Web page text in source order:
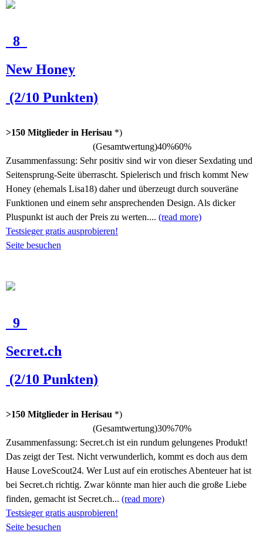
8
New Honey
(2/10 Punkten)
>150 Mitglieder in Herisau *)
(Gesamtwertung)40%60%
Zusammenfassung: Sehr positiv sind wir von dieser Sexdating und
Seitensprung-Seite überrascht. Spielerisch und frisch kommt New
Honey (ehemals Lisa18) daher und überzeugt durch souveräne
Funktionen und einem sehr ansprechenden Design. Als dicker
Pluspunkt ist auch der Preis zu werten.... (read more)
Testsieger gratis ausprobieren!
Seite besuchen
9
Secret.ch
(2/10 Punkten)
>150 Mitglieder in Herisau *)
(Gesamtwertung)30%70%
Zusammenfassung: Secret.ch ist ein rundum gelungenes Produkt!
Das zeigt der Test. Nicht verwunderlich, kommt es doch aus dem
Hause LoveScout24. Wer Lust auf ein erotisches Abenteuer hat ist
bei Secret.ch richtig. Zwar könnte man hier auch die große Liebe
finden, gemacht ist Secret.ch... (read more)
Testsieger gratis ausprobieren!
Seite besuchen